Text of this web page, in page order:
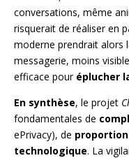
conversations, même
risquerait de réaliser en
moderne prendrait alors
messagerie, moins
efficace pour éplucher
En synthèse, le projet
fondamentales de
ePrivacy), de
technologique. La